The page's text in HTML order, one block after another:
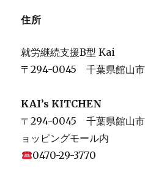
住所
就労継続支援B型 Kai
〒294-0045 千葉県館山市
KAI’s KITCHEN
〒294-0045 千葉県館山
ョッピングモール内
0470-29-3770